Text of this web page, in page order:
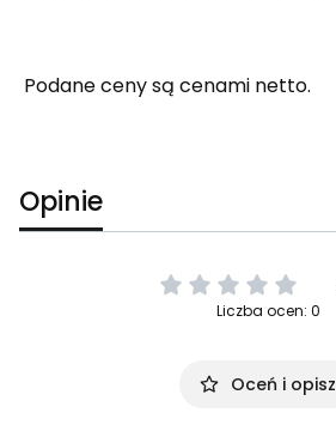
Podane ceny są cenami netto.
Opinie
Liczba ocen: 0
Oceń i opisz